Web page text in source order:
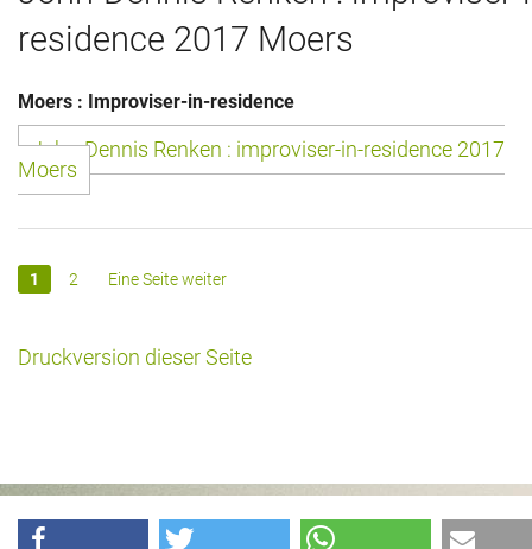
residence 2017 Moers
Moers : Improviser-in-residence
John-Dennis Renken : improviser-in-residence 2017
Moers
1 2 Eine Seite weiter
Druckversion dieser Seite